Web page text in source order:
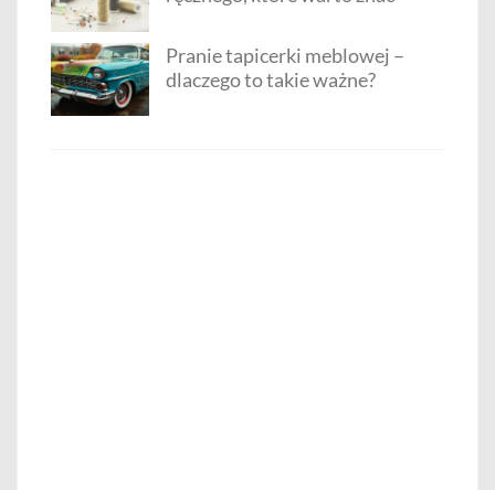
Pranie tapicerki meblowej –
dlaczego to takie ważne?